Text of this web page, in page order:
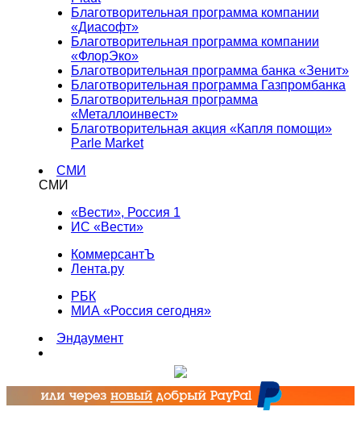
Благотворительная программа компании
«Диасофт»
Благотворительная программа компании
«ФлорЭко»
Благотворительная программа банка «Зенит»
Благотворительная программа Газпромбанка
Благотворительная программа
«Металлоинвест»
Благотворительная акция «Капля помощи»
Parle Market
СМИ
СМИ
«Вести», Россия 1
ИС «Вести»
КоммерсантЪ
Лента.ру
РБК
МИА «Россия сегодня»
Эндаумент